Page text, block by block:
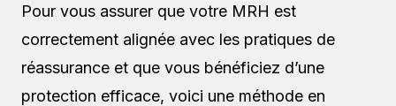
Pour vous assurer que votre MRH est
correctement alignée avec les pratiques de
réassurance et que vous bénéficiez d’une
protection efficace, voici une méthode en